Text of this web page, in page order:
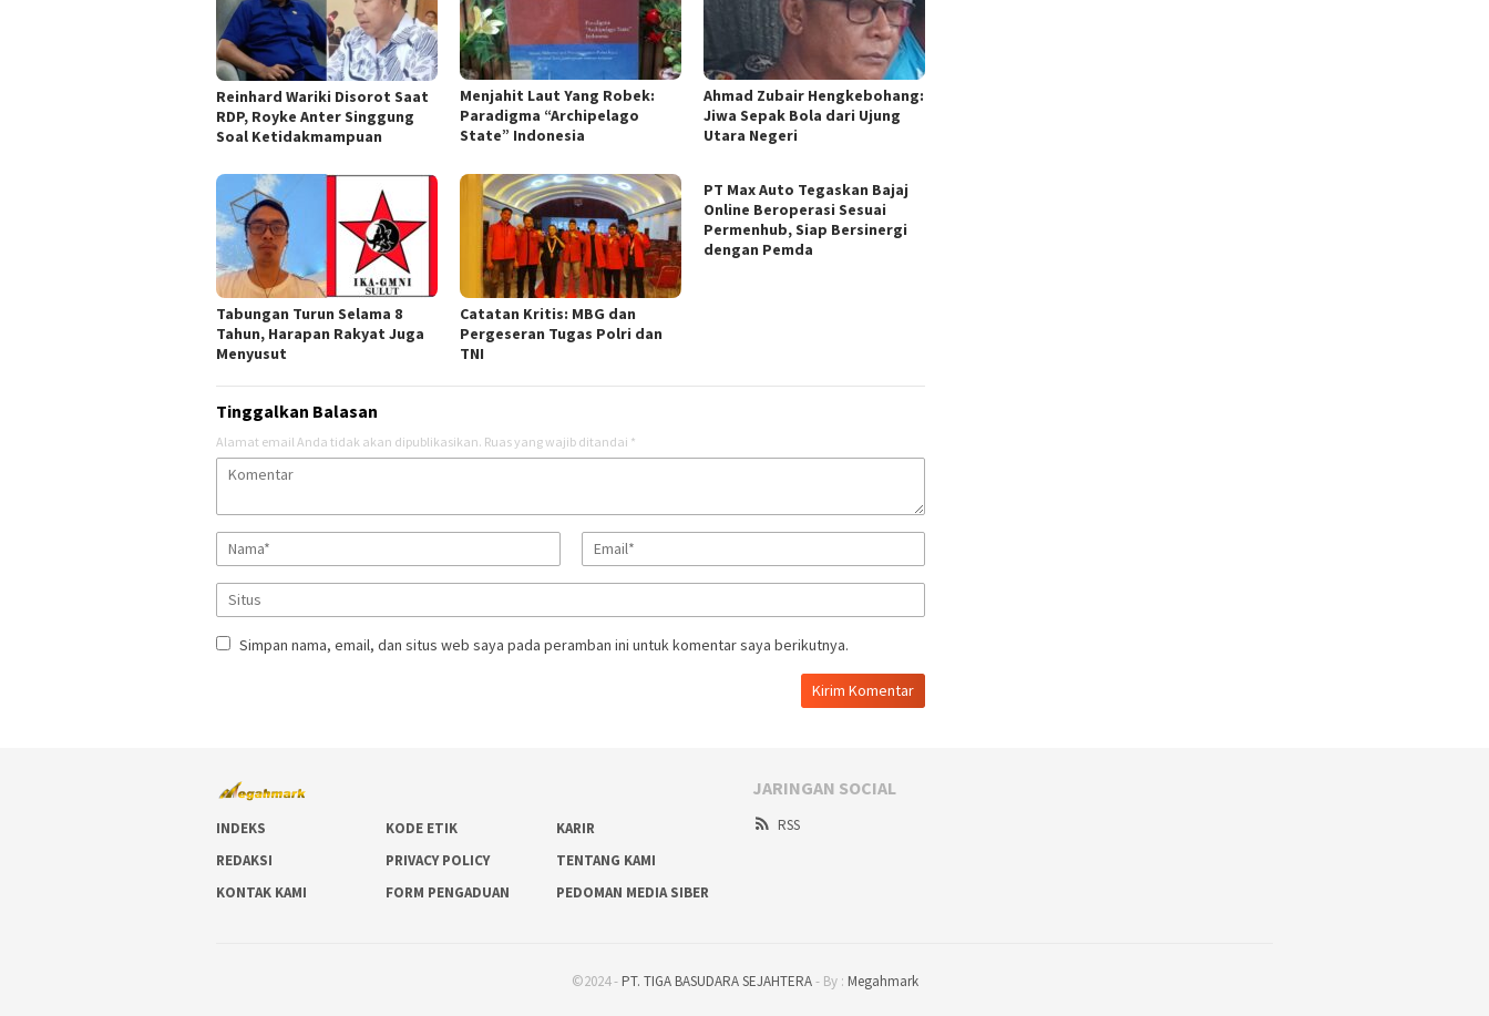
Reinhard Wariki Disorot Saat
RDP, Royke Anter Singgung
Soal Ketidakmampuan
Menjahit Laut Yang Robek:
Paradigma “Archipelago
State” Indonesia
Ahmad Zubair Hengkebohang:
Jiwa Sepak Bola dari Ujung
Utara Negeri
Tabungan Turun Selama 8
Tahun, Harapan Rakyat Juga
Menyusut
Catatan Kritis: MBG dan
Pergeseran Tugas Polri dan
TNI
PT Max Auto Tegaskan Bajaj
Online Beroperasi Sesuai
Permenhub, Siap Bersinergi
dengan Pemda
Tinggalkan Balasan
Alamat email Anda tidak akan dipublikasikan. Ruas yang wajib ditandai *
Simpan nama, email, dan situs web saya pada peramban ini untuk komentar saya berikutnya.
INDEKS KODE ETIK
KARIR
REDAKSI
PRIVACY POLICY
TENTANG KAMI
KONTAK KAMI
FORM PENGADUAN PEDOMAN MEDIA SIBER
JARINGAN SOCIAL
RSS
©2024 - PT. TIGA BASUDARA SEJAHTERA- By : Megahmark